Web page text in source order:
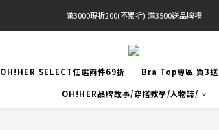
官網限定! 滿千免運(僅限台灣本島)
滿3000現折200(不累折) 滿3500送品牌禮
BRATOP專區買三送一 | 指定專區買一送一
官網限定! 滿千免運(僅限台灣本島)
OH!HER SELECT任選兩件69折 Bra Top專區 買3
OH!HER品牌故事/穿搭教學/人物誌/